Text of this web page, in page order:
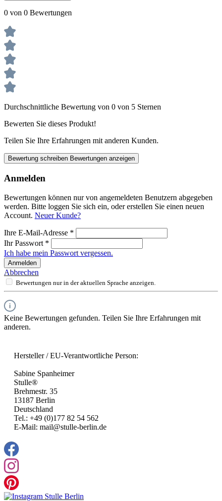
0 von 0 Bewertungen
Durchschnittliche Bewertung von 0 von 5 Sternen
Bewerten Sie dieses Produkt!
Teilen Sie Ihre Erfahrungen mit anderen Kunden.
Bewertung schreiben Bewertungen anzeigen
Anmelden
Bewertungen können nur von angemeldeten Benutzern abgegeben
werden. Bitte loggen Sie sich ein, oder erstellen Sie einen neuen
Account. Neuer Kunde?
Ihre E-Mail-Adresse *
Ihr Passwort *
Ich habe mein Passwort vergessen.
Anmelden
Abbrechen
Bewertungen nur in der aktuellen Sprache anzeigen.
Keine Bewertungen gefunden. Teilen Sie Ihre Erfahrungen mit
anderen.
Hersteller / EU-Verantwortliche Person:
Sabine Spanheimer
Stulle®
Brehmestr. 35
13187 Berlin
Deutschland
Tel.: +49 (0)177 82 54 562
E-Mail: mail@stulle-berlin.de